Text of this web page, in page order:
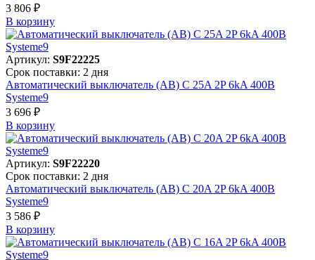
3 806 ₽
В корзинy
Артикул: S9F22225
Срок поставки: 2 дня
Автоматический выключатель (АВ) C 25A 2P 6kA 400В
Systeme9
3 696 ₽
В корзинy
Артикул: S9F22220
Срок поставки: 2 дня
Автоматический выключатель (АВ) C 20A 2P 6kA 400В
Systeme9
3 586 ₽
В корзинy